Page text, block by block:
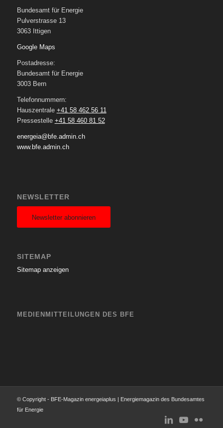
Bundesamt für Energie
Pulverstrasse 13
3063 Ittigen
Google Maps
Postadresse:
Bundesamt für Energie
3003 Bern
Telefonnummern:
Hauszentrale +41 58 462 56 11
Pressestelle +41 58 460 81 52
energeia@bfe.admin.ch
www.bfe.admin.ch
NEWSLETTER
Newsletter abonnieren
SITEMAP
Sitemap anzeigen
MEDIENMITTEILUNGEN DES BFE
© Copyright - BFE-Magazin energeiaplus | Energiemagazin des Bundesamtes
für Energie